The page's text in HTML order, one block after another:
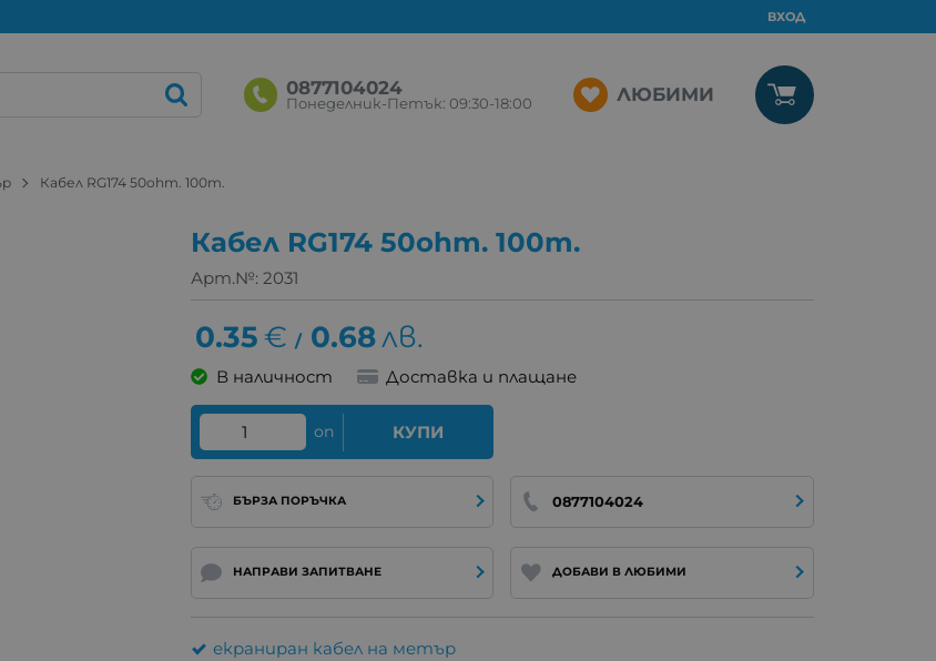
ВХОД
0877104024
Понеделник-Петък: 09:30-18:00 ЛЮБИМИ
Кабел RG174 50ohm. 100m.
Кабел RG174 50ohm. 100m.
Арт.№: 2031
0.35€ / 0.68лв.
В наличност Доставка и плащане
оп КУПИ
БЪРЗА ПОРЪЧКА 0877104024
НАПРАВИ ЗАПИТВАНЕ ДОБАВИ В ЛЮБИМИ
екраниран кабел на метър